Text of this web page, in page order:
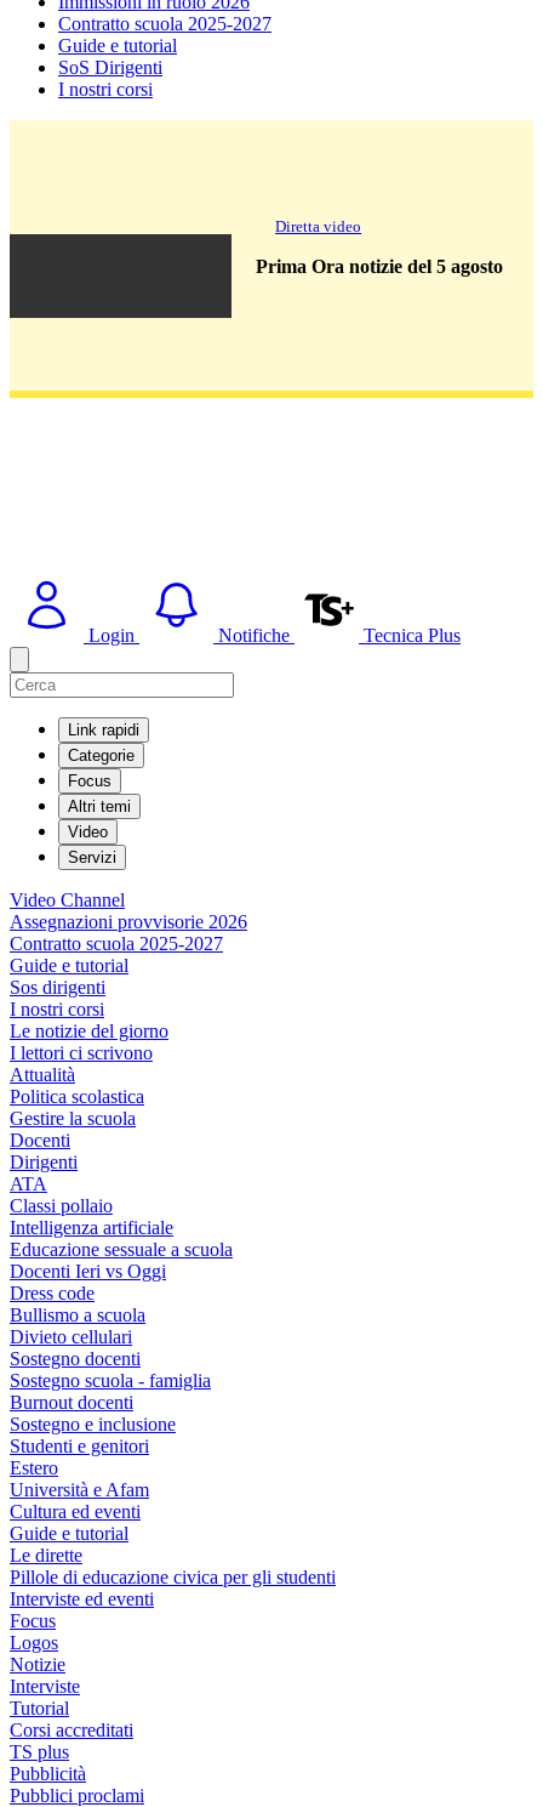
Contratto scuola 2025-2027
Guide e tutorial
SoS Dirigenti
I nostri corsi
Diretta video
Prima Ora notizie del 5 agosto
Login Notifiche Tecnica Plus
Link rapidi
Categorie
Focus
Altri temi
Video
Servizi
Video Channel
Assegnazioni provvisorie 2026
Contratto scuola 2025-2027
Guide e tutorial
Sos dirigenti
I nostri corsi
Le notizie del giorno
I lettori ci scrivono
Attualità
Politica scolastica
Gestire la scuola
Docenti
Dirigenti
ATA
Classi pollaio
Intelligenza artificiale
Educazione sessuale a scuola
Docenti Ieri vs Oggi
Dress code
Bullismo a scuola
Divieto cellulari
Sostegno docenti
Sostegno scuola - famiglia
Burnout docenti
Sostegno e inclusione
Studenti e genitori
Estero
Università e Afam
Cultura ed eventi
Guide e tutorial
Le dirette
Pillole di educazione civica per gli studenti
Interviste ed eventi
Focus
Logos
Notizie
Interviste
Tutorial
Corsi accreditati
TS plus
Pubblicità
Pubblici proclami